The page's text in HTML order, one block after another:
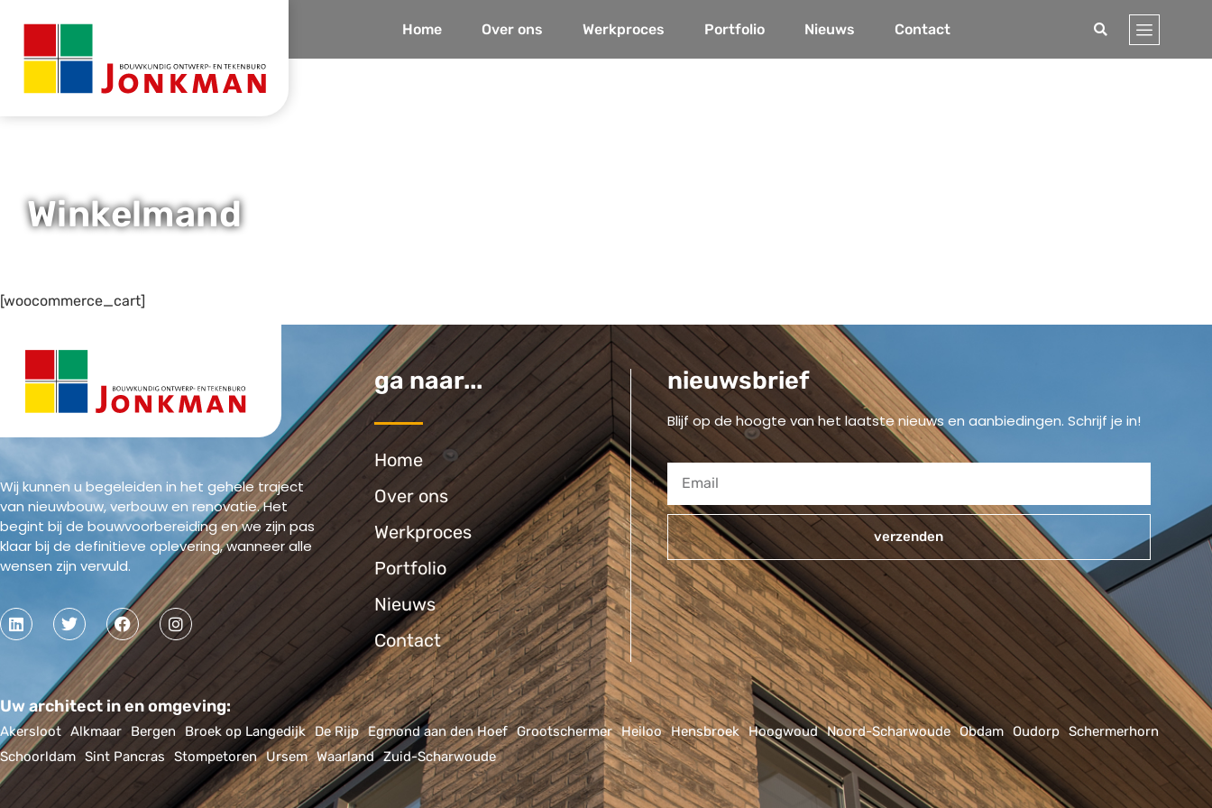
Home Over ons Werkproces Portfolio Nieuws Contact
Winkelmand
[woocommerce_cart]
Wij kunnen u begeleiden in het gehele traject
van nieuwbouw, verbouw en renovatie. Het
begint bij de bouwvoorbereiding en we zijn pas
klaar bij de definitieve oplevering, wanneer alle
wensen zijn vervuld.
ga naar...
Home
Over ons
Werkproces
Portfolio
Nieuws
Contact
nieuwsbrief
Blijf op de hoogte van het laatste nieuws en aanbiedingen. Schrijf je in!
verzenden
Alternative:
Uw architect in en omgeving:
Akersloot Alkmaar Bergen Broek op Langedijk De Rijp Egmond aan den Hoef Grootschermer Heiloo Hensbroek Hoogwoud Noord-Scharwoude Obdam Oudorp Schermerhorn
Schoorldam Sint Pancras Stompetoren Ursem Waarland Zuid-Scharwoude